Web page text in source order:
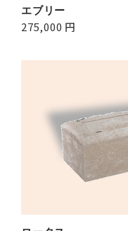
エブリー
275,000 円